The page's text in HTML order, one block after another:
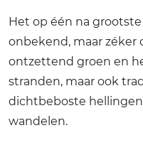
Het op één na
onbekend, maar zéker
ontzettend groen en
stranden, maar ook
dichtbeboste
wandelen.